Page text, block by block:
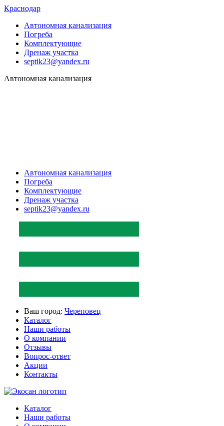
Краснодар
Автономная канализация
Погреба
Комплектующие
Дренаж участка
septik23@yandex.ru
Автономная канализация
Автономная канализация
Погреба
Комплектующие
Дренаж участка
septik23@yandex.ru
Ваш город: Череповец
Каталог
Наши работы
О компании
Отзывы
Вопрос-ответ
Акции
Контакты
Каталог
Наши работы